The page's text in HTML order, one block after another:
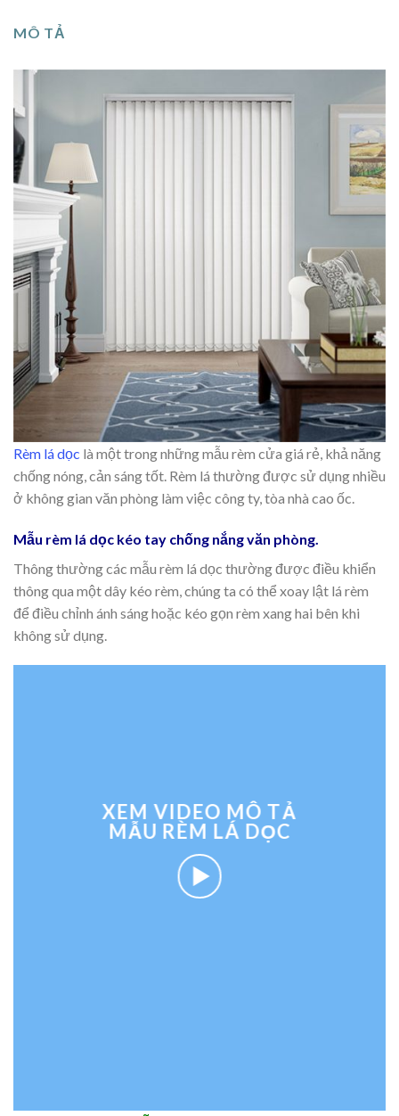
MÔ TẢ
Rèm lá dọc là một trong những mẫu rèm cửa giá rẻ, khả năng
chống nóng, cản sáng tốt. Rèm lá thường được sử dụng nhiều
ở không gian văn phòng làm việc công ty, tòa nhà cao ốc.
Mẫu rèm lá dọc kéo tay chống nắng văn phòng.
Thông thường các mẫu rèm lá dọc thường được điều khiển
thông qua một dây kéo rèm, chúng ta có thể xoay lật lá rèm
để điều chỉnh ánh sáng hoặc kéo gọn rèm xang hai bên khi
không sử dụng.
XEM VIDEO MÔ TẢ
MẪU RÈM LÁ DỌC